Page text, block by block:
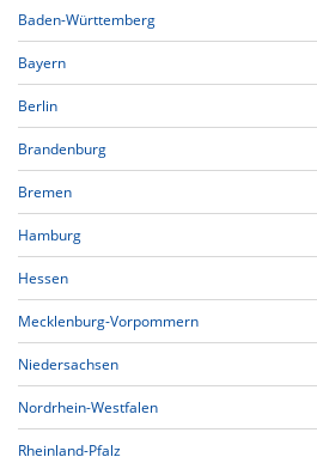
Baden-Württemberg
Bayern
Berlin
Brandenburg
Bremen
Hamburg
Hessen
Mecklenburg-Vorpommern
Niedersachsen
Nordrhein-Westfalen
Rheinland-Pfalz